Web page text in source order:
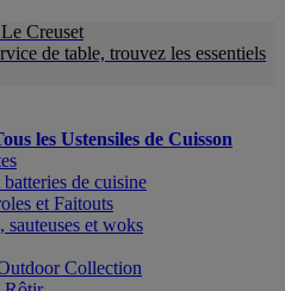
Creuset
de table, trouvez les essentiels
les Ustensiles de Cuisson
batteries de cuisine
et Faitouts
sauteuses et woks
Collection